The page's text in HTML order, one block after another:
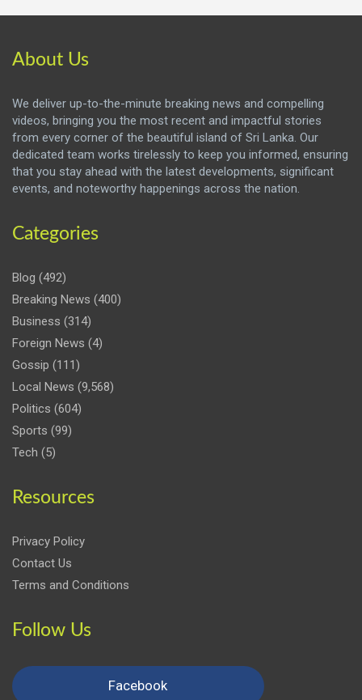
About Us
We deliver up-to-the-minute breaking news and compelling
videos, bringing you the most recent and impactful stories
from every corner of the beautiful island of Sri Lanka. Our
dedicated team works tirelessly to keep you informed, ensuring
that you stay ahead with the latest developments, significant
events, and noteworthy happenings across the nation.
Categories
Blog (492)
Breaking News (400)
Business (314)
Foreign News (4)
Gossip (111)
Local News (9,568)
Politics (604)
Sports (99)
Tech (5)
Resources
Privacy Policy
Contact Us
Terms and Conditions
Follow Us
Facebook